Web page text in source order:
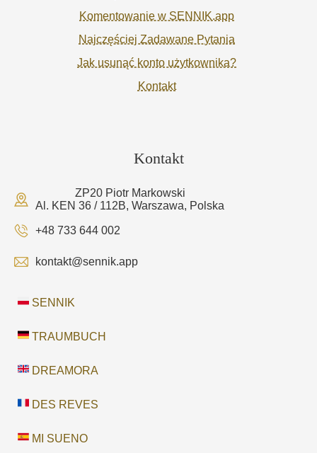
Komentowanie w SENNIK.app
Najczęściej Zadawane Pytania
Jak usunąć konto użytkownika?
Kontakt
Kontakt
ZP20 Piotr Markowski
Al. KEN 36 / 112B, Warszawa, Polska
+48 733 644 002
kontakt@sennik.app
SENNIK
TRAUMBUCH
DREAMORA
DES REVES
MI SUENO